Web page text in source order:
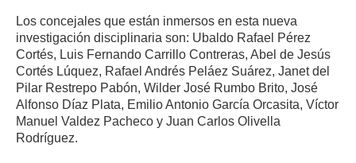
Los concejales que están inmersos en esta nueva
investigación disciplinaria son: Ubaldo Rafael Pérez
Cortés, Luis Fernando Carrillo Contreras, Abel de Jesús
Cortés Lúquez, Rafael Andrés Peláez Suárez, Janet del
Pilar Restrepo Pabón, Wilder José Rumbo Brito, José
Alfonso Díaz Plata, Emilio Antonio García Orcasita, Víctor
Manuel Valdez Pacheco y Juan Carlos Olivella
Rodríguez.